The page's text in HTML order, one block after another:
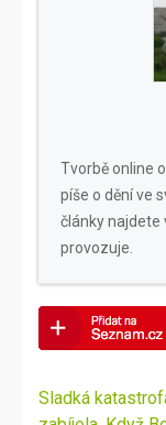
Tvorbě online
píše o dění ve
články najdete
provozuje.
Navigace
Sladká